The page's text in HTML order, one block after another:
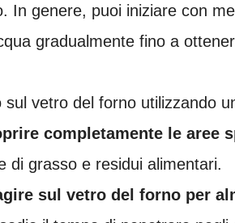
In genere, puoi iniziare con
gradualmente fino a
vetro del forno utilizzando
completamente le aree
di grasso e residui alimentari.
sul vetro del forno per